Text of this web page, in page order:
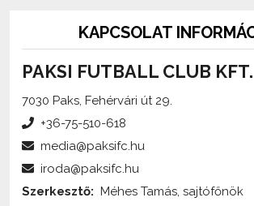
PAKSI FUTBALL CLUB KFT.
7030 Paks, Fehérvári út 29.
Küldjön üzenetet!